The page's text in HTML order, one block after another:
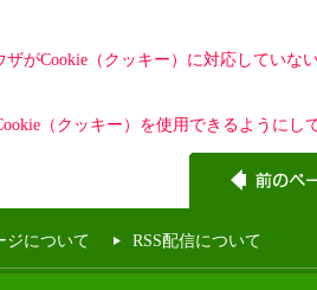
がCookie（クッキー）に対応してい
（クッキー）を使用できるようにし
ジについて RSS配信について